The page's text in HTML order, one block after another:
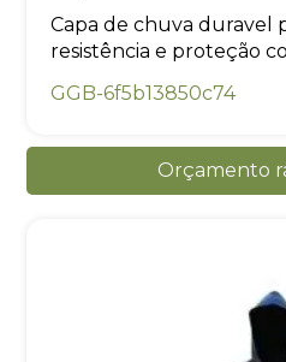
Capa de chuva duravel
resistência e proteção
GGB-6f5b13850c74
Orçamento